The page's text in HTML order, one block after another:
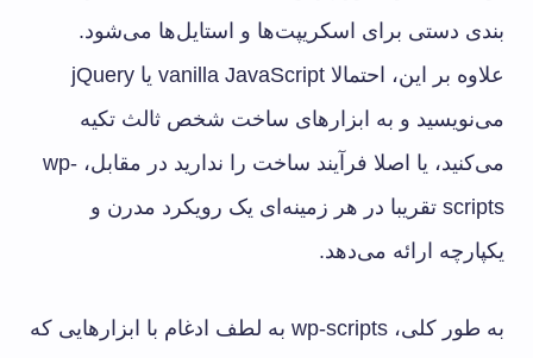
بندی دستی برای اسکریپت‌ها و استایل‌ها می‌شود.
علاوه بر این، احتمالا vanilla JavaScript یا jQuery
می‌نویسید و به ابزارهای ساخت شخص ثالث تکیه
می‌کنید، یا اصلا فرآیند ساخت را ندارید در مقابل، wp-
scripts تقریبا در هر زمینه‌ای یک رویکرد مدرن و
یکپارچه ارائه می‌دهد.
به طور کلی، wp-scripts به لطف ادغام با ابزارهایی که